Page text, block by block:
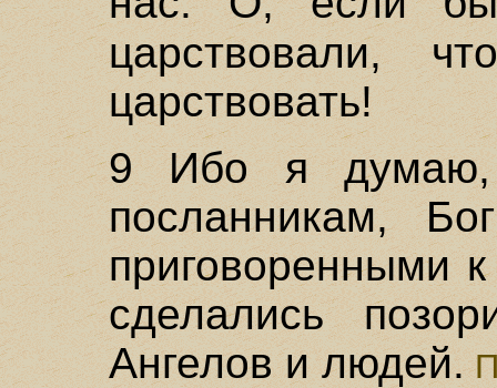
царствовали,
царствовать!
9 Ибо я думаю,
посланникам,
приговоренными
сделались
Ангелов и людей.